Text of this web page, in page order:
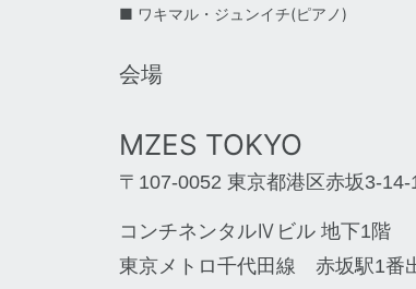
■ ワキマル・ジュンイチ(ピアノ)
会場
MZES TOKYO
〒107-0052 東京都港区赤坂3-14-
コンチネンタルⅣビル 地下1階
東京メトロ千代田線 赤坂駅1番